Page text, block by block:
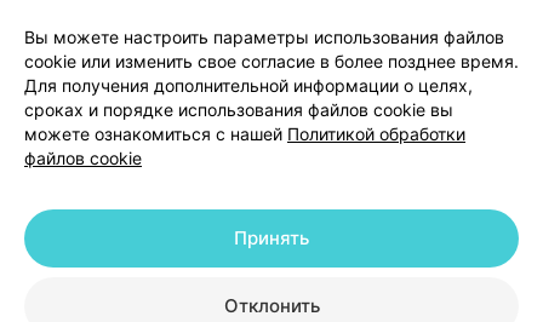
Способы оплаты
Вакансии
Партнеры
Написать руководителю 103.by
Написать в поддержку
Персональные настройки Cookie
© 2026 ООО «Артокс Лаб», УНП 191700409 | 220012, Республика Беларусь,
+375 291212755
Вы можете настроить параметры использования файлов
cookie или изменить свое согласие в более позднее время.
Для получения дополнительной информации о целях,
сроках и порядке использования файлов cookie вы
можете ознакомиться с нашей Политикой обработки
файлов cookie
Отклонить
Принять